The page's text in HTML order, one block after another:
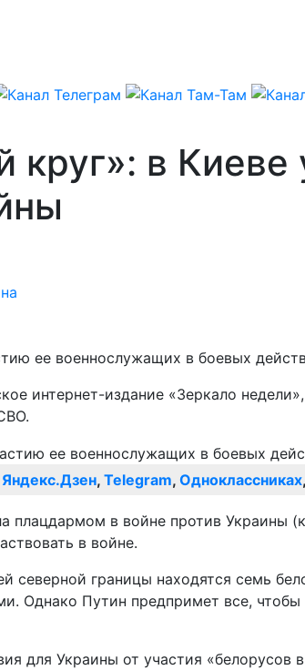
круг»: в
ее военнослужащих в боевых
интернет-издание «Зеркало
Яндекс.Дзен, Telegram, Одноклассниках,
плацдармом в войне против Украины
в войне.
границы находятся семь
Однако Путин предпримет все,
для Украины от участия